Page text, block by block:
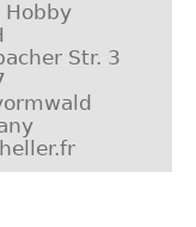
Hobby
Str. 3